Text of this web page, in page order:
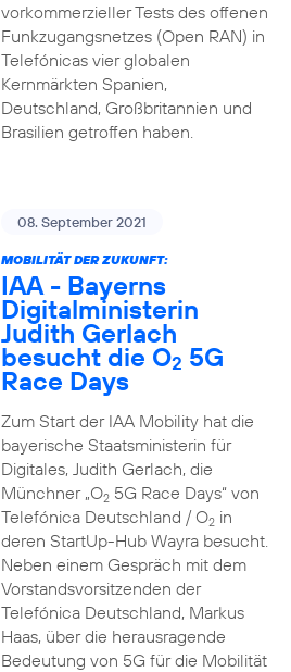
vorkommerzieller Tests des offenen
Funkzugangsnetzes (Open RAN) in
Telefónicas vier globalen
Kernmärkten Spanien,
Deutschland, Großbritannien und
Brasilien getroffen haben.
08. September 2021
MOBILITÄT DER ZUKUNFT:
IAA - Bayerns
Digitalministerin
Judith Gerlach
besucht die O2 5G
Race Days
Zum Start der IAA Mobility hat die
bayerische Staatsministerin für
Digitales, Judith Gerlach, die
Münchner „O25G Race Days“ von
Telefónica Deutschland / O2in
deren StartUp-Hub Wayra besucht.
Neben einem Gespräch mit dem
Vorstandsvorsitzenden der
Telefónica Deutschland, Markus
Haas, über die herausragende
Bedeutung von 5G für die Mobilität